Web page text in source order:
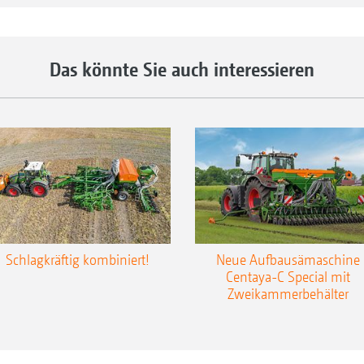
perfektioniert. Die Ausbringgüter, wie zum
hin, wo sie hin sollen, in der exakt benötigten
abgestimmt auf die Bodenqualität.
Mit dem FertiSpot-System wird das Level der
Unterfußdüngung jedoch ein weiteres mal
konzentriertes Depot je Saatgutkorn oder viele
eines kontinuierlichen Düngerbands
die Pflanze:
Das könnte Sie auch interessieren
Schlagkräftig kombiniert!
Neue Aufbausämaschine
Centaya-C Special mit
Zweikammerbehälter